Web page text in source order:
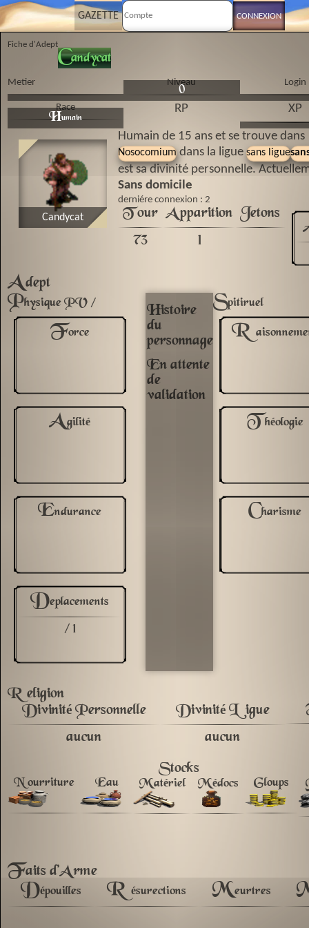
GAZETTE
Fiche d'Adept
Candycat
Metier Niveau
0
Login
Race
Humain
RP XP
Candycat
Humain de 15 ans et se trouve dans
Nosocomiumdans la liguesans ligue
est sa divinité personnelle.
Sans domicile
derniére connexion : 2
Tour
73
Apparition
1
Jetons
Adept
Physique PV /
Force
Agilité
Endurance
Deplacements
/ 1
Histoire
du
personnage
En attente
de
validation
Spitiruel
R
T héologie
Charisme
Religion
Divinité Personnelle
aucun
Divinité Ligue
aucun
Stocks
Nourriture Eau Matériel Médocs Gloups
Faits d'Arme
Dépouilles Résurections Meurtres